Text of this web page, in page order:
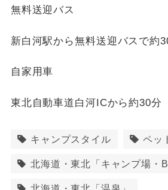
無料送迎バス
新白河駅から無料送迎バスで約
自家用車
東北自動車道白河ICから約30分
キャンプスタイル ペッ
北海道・東北「キャンプ場・